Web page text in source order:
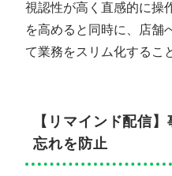
視認性が高く直感的に操
を高めると同時に、店舗
て業務をスリム化するこ
【リマインド配信
忘れを防止